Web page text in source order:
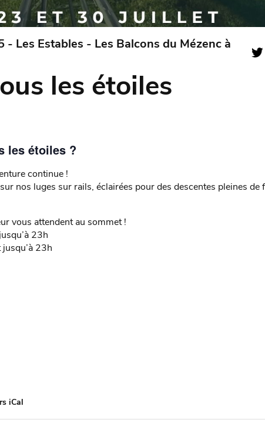
- Les Estables - Les Balcons du Mézenc à
les étoiles
les étoiles ?
continue !
nos luges sur rails, éclairées pour des descentes pleines de
vous attendent au sommet !
23h
23h
iCal